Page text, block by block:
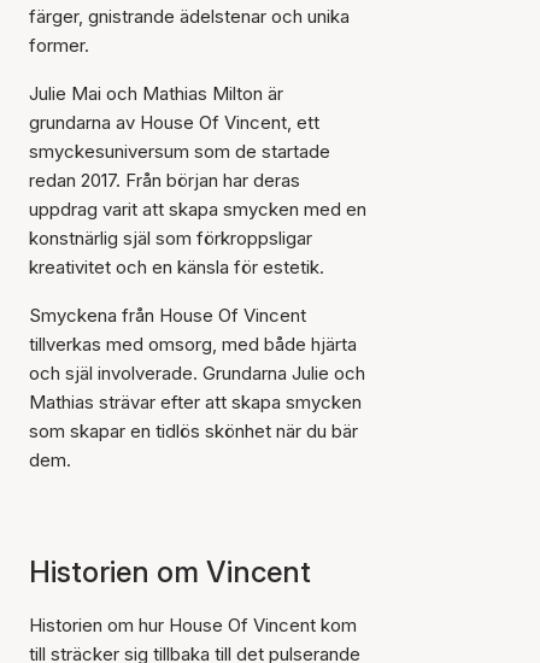
färger, gnistrande ädelstenar och unika
former.
Julie Mai och Mathias Milton är
grundarna av House Of Vincent, ett
smyckesuniversum som de startade
redan 2017. Från början har deras
uppdrag varit att skapa smycken med en
konstnärlig själ som förkroppsligar
kreativitet och en känsla för estetik.
Smyckena från House Of Vincent
tillverkas med omsorg, med både hjärta
och själ involverade. Grundarna Julie och
Mathias strävar efter att skapa smycken
som skapar en tidlös skönhet när du bär
dem.
Historien om Vincent
Historien om hur House Of Vincent kom
till sträcker sig tillbaka till det pulserande